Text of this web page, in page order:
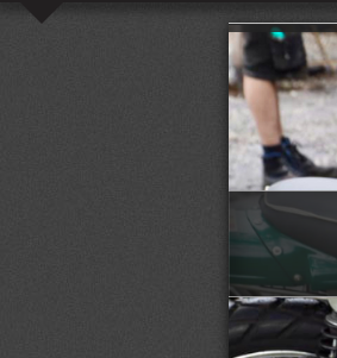
Overslaan en naar de inhoud gaan